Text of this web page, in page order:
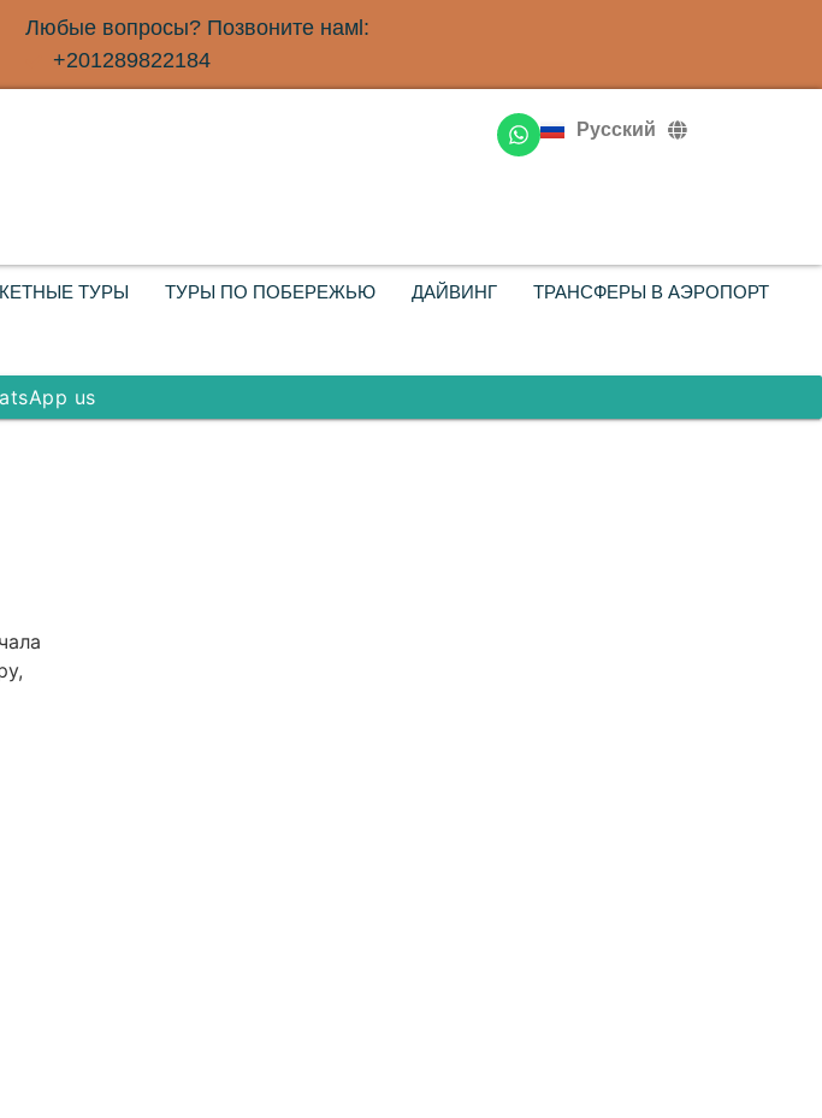
Любые вопросы? Позвоните намl:
+201289822184
Русский
English
Français
ТУРЫ ТУРЫ ПО ПОБЕРЕЖЬЮ ДАЙВИНГ ТРАНСФЕРЫ В АЭРОПОРТ
us